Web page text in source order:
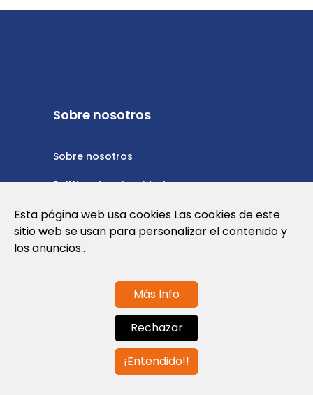
Sobre nosotros
Sobre nosotros
Política de privacidad
Política de cookies
Nota Legal y Condiciones de Uso de la
Contáctanos
info@globalagents.net
Esta página web usa cookies Las cookies de este
sitio web se usan para personalizar el contenido y
los anuncios..
Más Info
Rechazar
¡Entendido!!